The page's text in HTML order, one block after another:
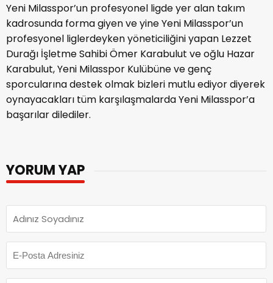
Yeni Milasspor’un profesyonel ligde yer alan takım
kadrosunda forma giyen ve yine Yeni Milasspor’un
profesyonel liglerdeyken yöneticiliğini yapan Lezzet
Durağı İşletme Sahibi Ömer Karabulut ve oğlu Hazar
Karabulut, Yeni Milasspor Kulübüne ve genç
sporcularına destek olmak bizleri mutlu ediyor diyerek
oynayacakları tüm karşılaşmalarda Yeni Milasspor’a
başarılar dilediler.
YORUM YAP